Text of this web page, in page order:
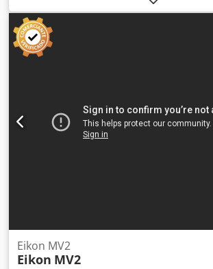
10.000 rpm, número de ejes:3, Esta
MYNX 550 de 3 ejes se fabricó en 2003.
recorrido del eje X de 1.200 mm, del eje Y
eje Z de 620 mm. La máquina está
considere el centro de mecanizado vertical
550 que tenemos a la venta. Póngase en
nosotros para obtener más detalles. •
Eikon MV2
Eikon MV2